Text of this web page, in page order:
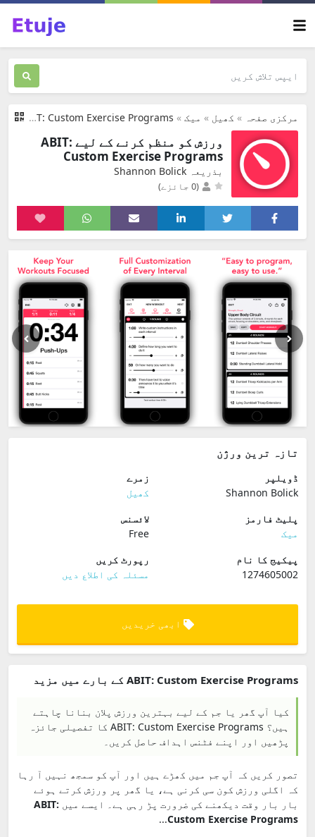
مرکزی صفحہ » کھیل » میک »
ABIT: Custom Exercise Programs
ورزش کو منظم کرنے کے لیے ABIT:
Custom Exercise Programs
بذریعہ Shannon Bolick
(0 جائزے)
تازہ ترین ورژن
ڈویلپر
Shannon Bolick
زمرے
کھیل
پلیٹ فارمز
میک
لائسنس
Free
پیکیج کا نام
1274605002
رپورٹ کریں
مسئلہ کی اطلاع دیں
ابھی خریدیں
ABIT: Custom Exercise Programs کے بارے میں مزید
کیا آپ گھر یا جم کے لیے بہترین ورزش پلان بنانا چاہتے
ہیں؟ ABIT: Custom Exercise Programs کا تفصیلی جائزہ
پڑھیں اور اپنے فٹنس اہداف حاصل کریں۔
تصور کریں کہ آپ جم میں کھڑے ہیں اور آپ کو سمجھ نہیں آ رہا
کہ اگلی ورزش کون سی کرنی ہے، یا گھر پر ورزش کرتے ہوئے
بار بار وقت دیکھنے کی ضرورت پڑ رہی ہے۔ ایسے میں ABIT:
Custom Exercise Programs
...